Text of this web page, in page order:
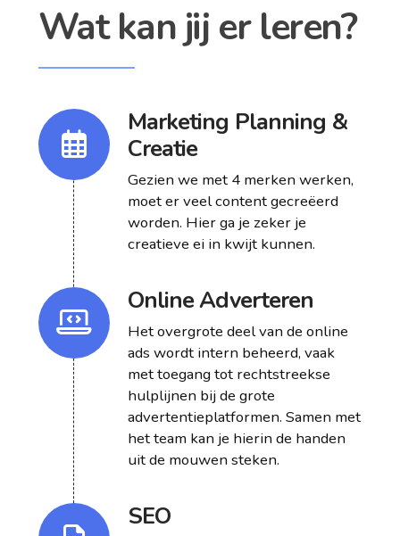
Wat kan jij er leren?
Marketing Planning &
Creatie
Gezien we met 4 merken werken,
moet er veel content gecreëerd
worden. Hier ga je zeker je
creatieve ei in kwijt kunnen.
Online Adverteren
Het overgrote deel van de online
ads wordt intern beheerd, vaak
met toegang tot rechtstreekse
hulplijnen bij de grote
advertentieplatformen. Samen met
het team kan je hierin de handen
uit de mouwen steken.
SEO